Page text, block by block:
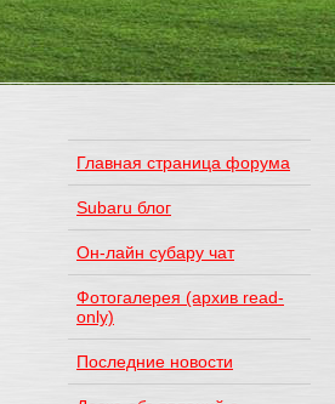
Главная страница форума
Subaru блог
Он-лайн субару чат
Фотогалерея (архив read-
only)
Последние новости